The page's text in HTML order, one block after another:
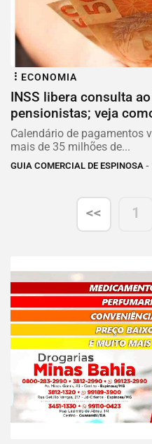
ECONOMIA
INSS libera consulta
pensionistas; veja
Calendário de pagamentos
mais de 35 milhões de...
GUIA COMERCIAL DE ESPINOSA -
<< 1